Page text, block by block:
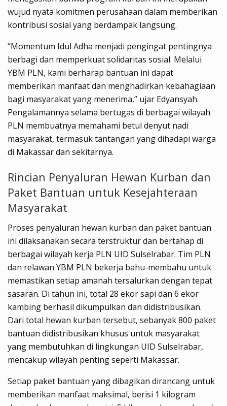
wujud nyata komitmen perusahaan dalam memberikan
kontribusi sosial yang berdampak langsung.
“Momentum Idul Adha menjadi pengingat pentingnya
berbagi dan memperkuat solidaritas sosial. Melalui
YBM PLN, kami berharap bantuan ini dapat
memberikan manfaat dan menghadirkan kebahagiaan
bagi masyarakat yang menerima,” ujar Edyansyah.
Pengalamannya selama bertugas di berbagai wilayah
PLN membuatnya memahami betul denyut nadi
masyarakat, termasuk tantangan yang dihadapi warga
di Makassar dan sekitarnya.
Rincian Penyaluran Hewan Kurban dan
Paket Bantuan untuk Kesejahteraan
Masyarakat
Proses penyaluran hewan kurban dan paket bantuan
ini dilaksanakan secara terstruktur dan bertahap di
berbagai wilayah kerja PLN UID Sulselrabar. Tim PLN
dan relawan YBM PLN bekerja bahu-membahu untuk
memastikan setiap amanah tersalurkan dengan tepat
sasaran. Di tahun ini, total 28 ekor sapi dan 6 ekor
kambing berhasil dikumpulkan dan didistribusikan.
Dari total hewan kurban tersebut, sebanyak 800 paket
bantuan didistribusikan khusus untuk masyarakat
yang membutuhkan di lingkungan UID Sulselrabar,
mencakup wilayah penting seperti Makassar.
Setiap paket bantuan yang dibagikan dirancang untuk
memberikan manfaat maksimal, berisi 1 kilogram